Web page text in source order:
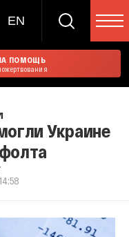
EN
ПОМОЩЬ
Украине